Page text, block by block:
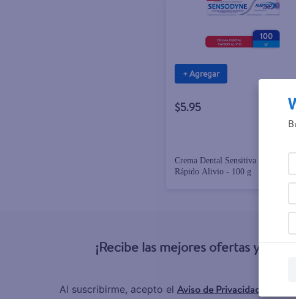
+ Agregar
$5.95
Crema Dental Sensitiva Sensodyne,
Rápido Alivio - 100 g
¡Recibe las mejores ofertas y
Al suscribirme, acepto el Aviso de Privacidad